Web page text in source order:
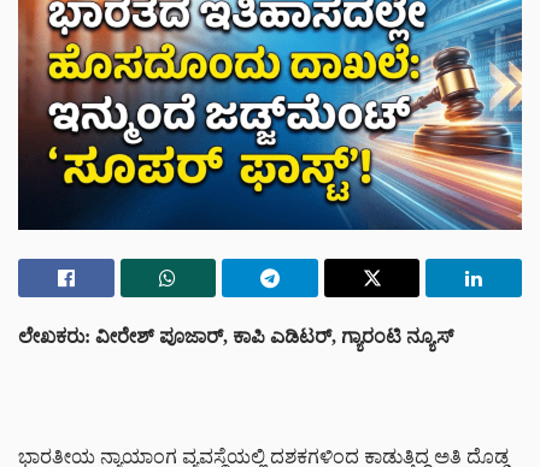
ಲೇಖಕರು: ವೀರೇಶ್ ಪೂಜಾರ್, ಕಾಪಿ ಎಡಿಟರ್, ಗ್ಯಾರಂಟಿ ನ್ಯೂಸ್
ಭಾರತೀಯ ನ್ಯಾಯಾಂಗ ವ್ಯವಸ್ಥೆಯಲ್ಲಿ ದಶಕಗಳಿಂದ ಕಾಡುತ್ತಿದ್ದ ಅತಿ ದೊಡ್ಡ